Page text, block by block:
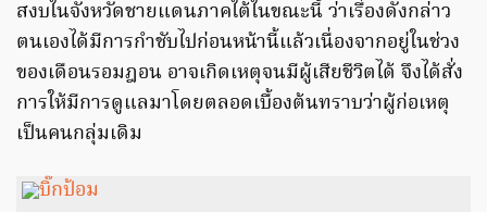
สงบในจังหวัดชายแดนภาคใต้ในขณะนี้ ว่าเรื่องดังกล่าว
ตนเองได้มีการกำชับไปก่อนหน้านี้แล้วเนื่องจากอยู่ในช่วง
ของเดือนรอมฎอน อาจเกิดเหตุจนมีผู้เสียชีวิตได้ จึงได้สั่ง
การให้มีการดูแลมาโดยตลอดเบื้องต้นทราบว่าผู้ก่อเหตุ
เป็นคนกลุ่มเดิม